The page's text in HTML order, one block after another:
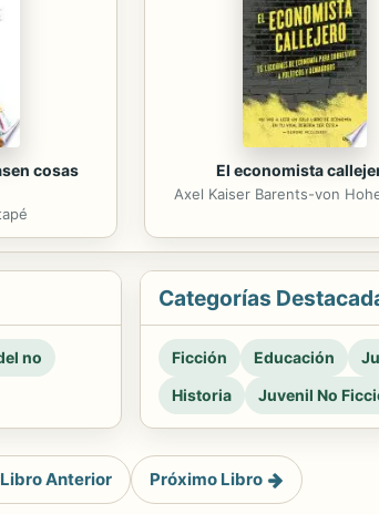
cosas
El economista
Axel Kaiser Barents-von
no
Categorías
Ficción Educación
Historia
Juvenil No
Libro Anterior Próximo Libro